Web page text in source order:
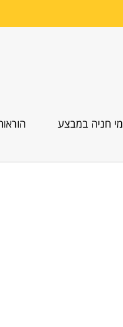
חניה במבצע